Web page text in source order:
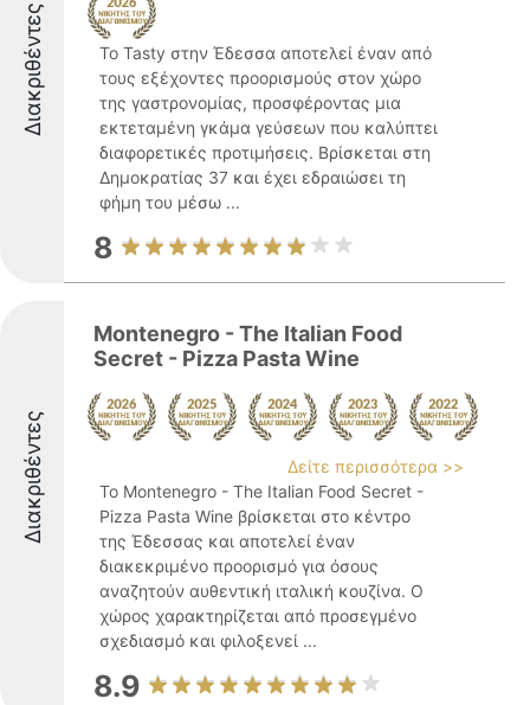
Διακριθέντες
Το Tasty στην Έδεσσα αποτελεί έναν από
τους εξέχοντες προορισμούς στον χώρο
της γαστρονομίας, προσφέροντας μια
εκτεταμένη γκάμα γεύσεων που καλύπτει
διαφορετικές προτιμήσεις. Βρίσκεται στη
Δημοκρατίας 37 και έχει εδραιώσει τη
φήμη του μέσω ...
8
Διακριθέντες
Montenegro - The Italian Food
Secret - Pizza Pasta Wine
Δείτε περισσότερα >>
Το Montenegro - The Italian Food Secret -
Pizza Pasta Wine βρίσκεται στο κέντρο
της Έδεσσας και αποτελεί έναν
διακεκριμένο προορισμό για όσους
αναζητούν αυθεντική ιταλική κουζίνα. Ο
χώρος χαρακτηρίζεται από προσεγμένο
σχεδιασμό και φιλοξενεί ...
8.9